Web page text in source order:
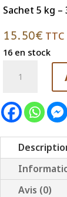
Sachet 5 kg –
15.50€ TTC
16 en stock
Farine
de
Florence
Aurore
BIO
Avis (0)